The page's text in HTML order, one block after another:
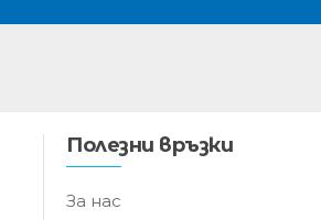
Полезни връзки
За нас